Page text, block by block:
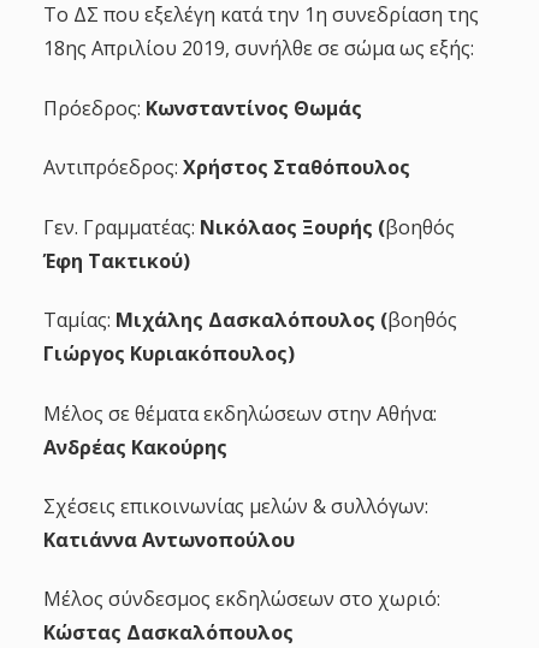
Το ΔΣ που εξελέγη κατά την 1η συνεδρίαση της
18ης Απριλίου 2019, συνήλθε σε σώμα ως εξής:
Πρόεδρος: Κωνσταντίνος Θωμάς
Αντιπρόεδρος: Χρήστος Σταθόπουλος
Γεν. Γραμματέας: Νικόλαος Ξουρής (βοηθός
Έφη Τακτικού)
Ταμίας: Μιχάλης Δασκαλόπουλος (βοηθός
Γιώργος Κυριακόπουλος)
Μέλος σε θέματα εκδηλώσεων στην Αθήνα:
Ανδρέας Κακούρης
Σχέσεις επικοινωνίας μελών & συλλόγων:
Κατιάννα Αντωνοπούλου
Μέλος σύνδεσμος εκδηλώσεων στο χωριό:
Κώστας Δασκαλόπουλος